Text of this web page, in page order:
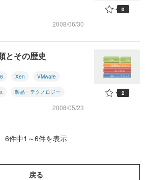
2008/06/30
0
とその歴史
Xen VMware
製品・テクノロジー
2008/05/23
2
6件中1～6件を表示
戻る